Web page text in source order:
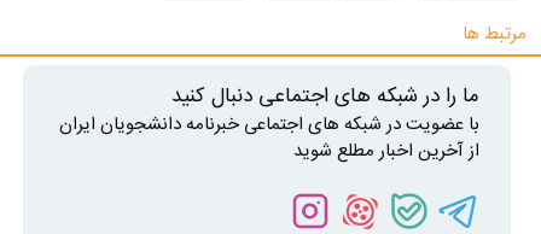
مرتبط ها
ما را در شبکه های اجتماعی دنبال کنید
با عضویت در شبکه های اجتماعی خبرنامه دانشجویان ایران
از آخرین اخبار مطلع شوید